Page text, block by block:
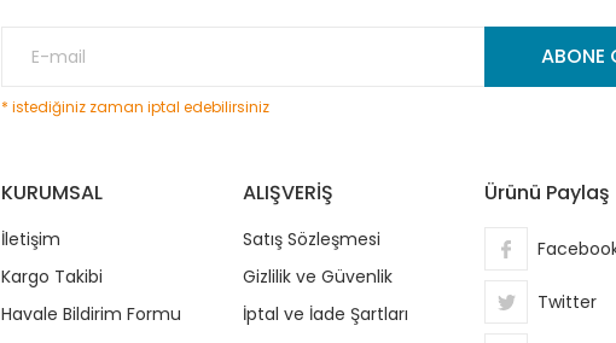
ABONE
* istediğiniz zaman iptal edebilirsiniz
KURUMSAL
İletişim
Kargo Takibi
Havale Bildirim Formu
ALIŞVERİŞ
Satış Sözleşmesi
Gizlilik ve Güvenlik
İptal ve İade Şartları
Ürünü Paylaş
Twitter